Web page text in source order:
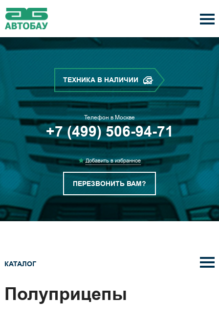
ТЕХНИКА В НАЛИЧИИ
Телефон в Москве
+7 (499) 506-94-71
Добавить в избранное
ПЕРЕЗВОНИТЬ ВАМ?
КАТАЛОГ
Полуприцепы